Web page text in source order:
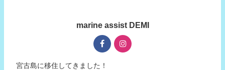
marine assist DEMI
宮古島に移住してきました！